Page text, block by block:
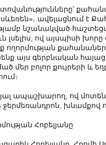
ավելացնում է
նշանակված
լսելիս, ով այսպիսի
ողորմության
այս գերբնական
մեր բոլոր քույրերի և
ապաշխարող, ով
ջերմեռանդրոն, խնամքով
Հոբելյանը